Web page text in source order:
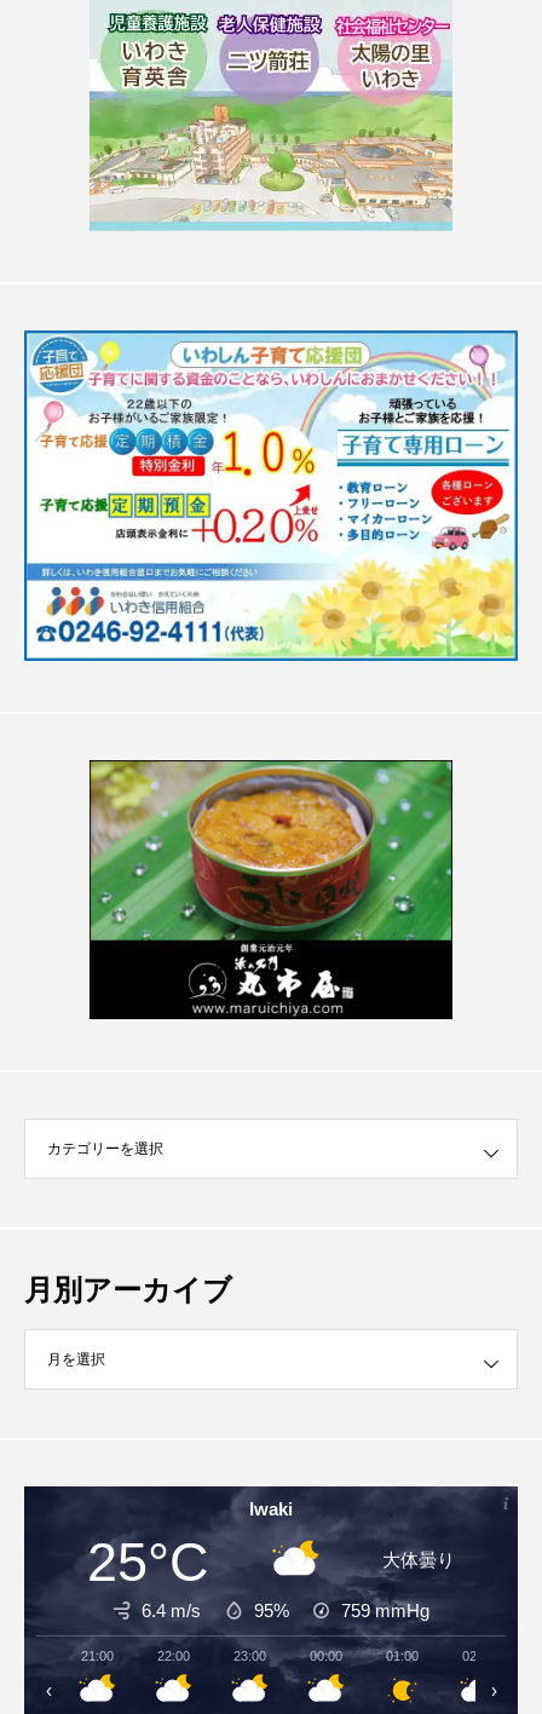
月別アーカイブ
Iwaki
25°C 大体曇り
6.4 m/s 95% 759mmHg
21:00 22:00 23:00 00:00 01:00 02:00
‹ ›